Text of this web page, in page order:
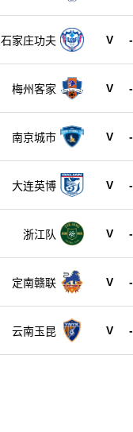
石家庄功夫 V -
梅州客家 V -
南京城市 V -
大连英博 V -
浙江队 V -
定南赣联 V -
云南玉昆 V -